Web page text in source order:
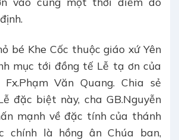
bé Khe Cốc thuộc giáo xứ Yên
mục tới đồng tế Lễ tạ ơn của
Văn Quang. Chia sẻ
đặc biệt này, cha GB.Nguyễn
mạnh về đặc tính của thánh
chính là hồng ân Chúa ban,